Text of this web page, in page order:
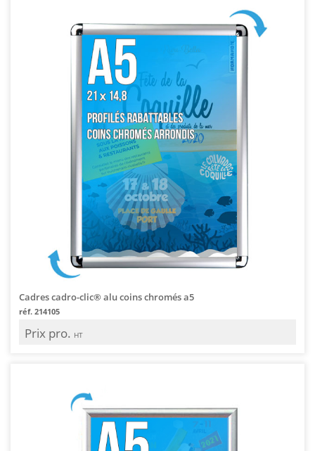
Cadres cadro-clic® alu coins chromés a5
réf. 214105
Prix pro. HT